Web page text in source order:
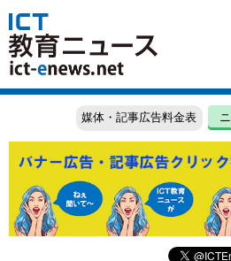
媒体・記事広告料金表